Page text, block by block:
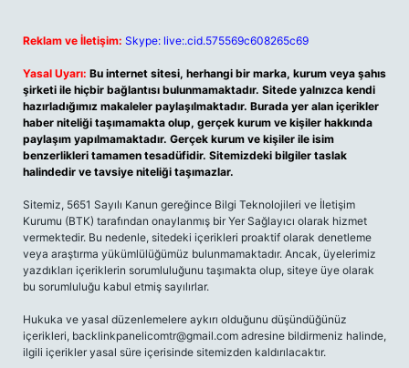
Reklam ve İletişim: Skype: live:.cid.575569c608265c69
Yasal Uyarı: Bu internet sitesi, herhangi bir marka, kurum veya şahıs
şirketi ile hiçbir bağlantısı bulunmamaktadır. Sitede yalnızca kendi
hazırladığımız makaleler paylaşılmaktadır. Burada yer alan içerikler
haber niteliği taşımamakta olup, gerçek kurum ve kişiler hakkında
paylaşım yapılmamaktadır. Gerçek kurum ve kişiler ile isim
benzerlikleri tamamen tesadüfidir. Sitemizdeki bilgiler taslak
halindedir ve tavsiye niteliği taşımazlar.
Sitemiz, 5651 Sayılı Kanun gereğince Bilgi Teknolojileri ve İletişim
Kurumu (BTK) tarafından onaylanmış bir Yer Sağlayıcı olarak hizmet
vermektedir. Bu nedenle, sitedeki içerikleri proaktif olarak denetleme
veya araştırma yükümlülüğümüz bulunmamaktadır. Ancak, üyelerimiz
yazdıkları içeriklerin sorumluluğunu taşımakta olup, siteye üye olarak
bu sorumluluğu kabul etmiş sayılırlar.
Hukuka ve yasal düzenlemelere aykırı olduğunu düşündüğünüz
içerikleri, backlinkpanelicomtr@gmail.com adresine bildirmeniz halinde,
ilgili içerikler yasal süre içerisinde sitemizden kaldırılacaktır.